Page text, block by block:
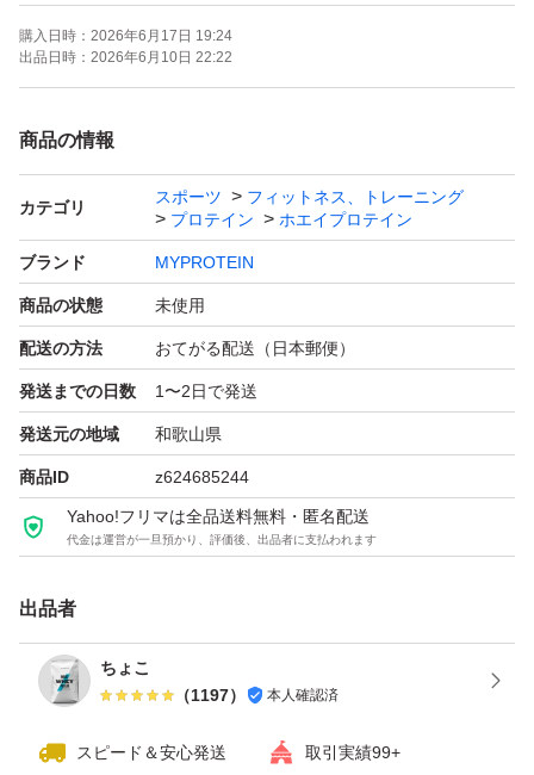
送料を抑えるために簡易梱包になります。
海外製品の為に製品の汚れ、スレ、表記ラベル忘れ等
が有ります。裏側でフレーバーの確認出来ます。
#プロテイン
#Myprotein
#マイプロテイン
#アミノ酸
購入日時： 2026年6月17日 19:24
出品日時： 2026年6月10日 22:22
商品の情報
カテゴリ
スポーツ
フィットネス、トレーニング
プロテイン
ホエイプロテイン
ブランド MYPROTEIN
商品の状態 未使用
配送の方法 おてがる配送（日本郵便）
発送までの日数 1〜2日で発送
発送元の地域 和歌山県
商品ID z624685244
Yahoo!フリマは全品送料無料・匿名配送
代金は運営が一旦預かり、評価後、出品者に支払われます
出品者
ちょこ
（1197） 本人確認済
スピード＆安心発送 取引実績99+